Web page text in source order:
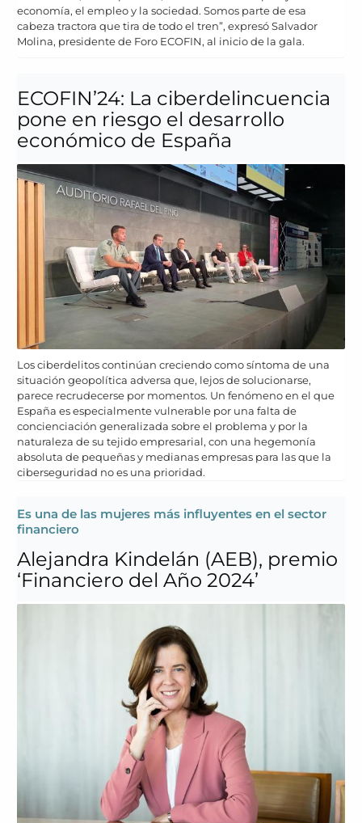
economía, el empleo y la sociedad. Somos parte de esa
cabeza tractora que tira de todo el tren”, expresó Salvador
Molina, presidente de Foro ECOFIN, al inicio de la gala.
ECOFIN’24: La ciberdelincuencia
pone en riesgo el desarrollo
económico de España
Los ciberdelitos continúan creciendo como síntoma de una
situación geopolítica adversa que, lejos de solucionarse,
parece recrudecerse por momentos. Un fenómeno en el que
España es especialmente vulnerable por una falta de
concienciación generalizada sobre el problema y por la
naturaleza de su tejido empresarial, con una hegemonía
absoluta de pequeñas y medianas empresas para las que la
ciberseguridad no es una prioridad.
Es una de las mujeres más influyentes en el sector
financiero
Alejandra Kindelán (AEB), premio
‘Financiero del Año 2024’